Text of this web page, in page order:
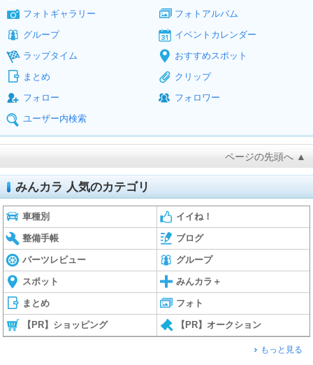
フォトギャラリー
フォトアルバム
グループ
イベントカレンダー
ラップタイム
おすすめスポット
まとめ
クリップ
フォロー
フォロワー
ユーザー内検索
ページの先頭へ ▲
みんカラ 人気のカテゴリ
車種別 イイね！
整備手帳 ブログ
パーツレビュー グループ
スポット みんカラ＋
まとめ フォト
【PR】ショッピング 【PR】オークション
もっと見る